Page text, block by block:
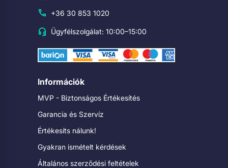
+36 30 853 1020
Ügyfélszolgálat: 10:00–15:00
Információk
MVP - Biztonságos Értékesítés
Garancia és Szervíz
Értékesíts nálunk!
Gyakran ismételt kérdések
Általános szerződési feltételek